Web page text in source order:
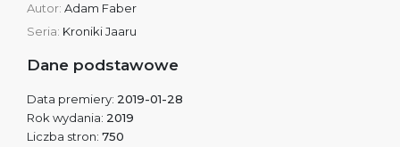
Autor: Adam Faber
Seria: Kroniki Jaaru
Dane podstawowe
Data premiery: 2019-01-28
Rok wydania: 2019
Liczba stron: 750